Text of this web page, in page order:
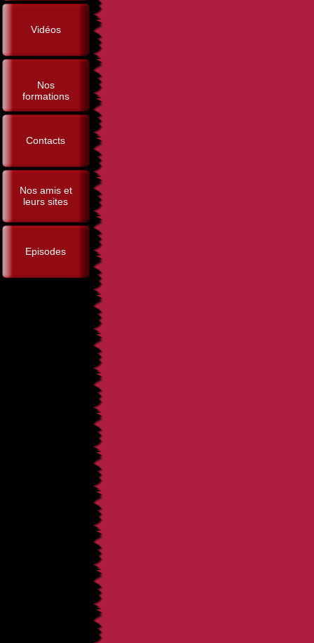
Vidéos
Nos
formations
Contacts
Nos amis et
leurs sites
Episodes